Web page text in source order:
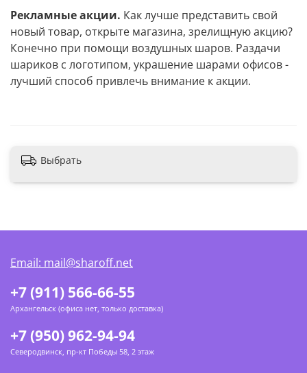
Рекламные акции. Как лучше представить свой
новый товар, открыте магазина, зрелищную акцию?
Конечно при помощи воздушных шаров. Раздачи
шариков с логотипом, украшение шарами офисов -
лучший способ привлечь внимание к акции.
Выбрать
+7 (911) 566-66-55
Архангельск (офиса нет, только доставка)
+7 (950) 962-94-94
Северодвинск, пр-кт Победы 58, 2 этаж
Email: mail@sharoff.net